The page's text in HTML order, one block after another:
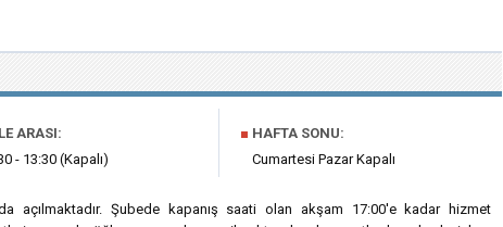
ARASI:
- 13:30 (Kapalı)
■ HAFTA SONU:
Cumartesi Pazar Kapalı
açılmaktadır. Şubede kapanış saati olan akşam 17:00'e kadar hizmet